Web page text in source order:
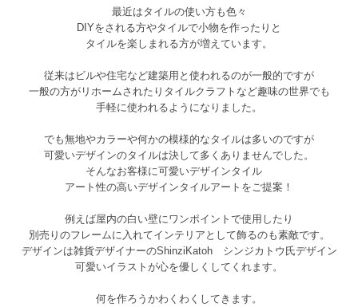
最近はタイルの使い方も色々
DIYをされる方やタイルで小物を作ったりと
タイルを楽しまれる方が増えています。
従来はビルや住宅など建築用と使われるのが一般的ですが
一般の方がリホームされたりタイルクラフトなど趣味の世界でも
手軽に使われるようになりました。
でも無地やカラーや何かの模様的なタイルは多いのですが
可愛いデザインのタイルは決して多くありませんでした。
そんなお客様に可愛いデザインタイル
アート性の高いデザインタイルアートをご提案！
例えば屋内の白い壁にワンポイントで使用したり
別売りのフレームに入れてインテリアとして飾るのも素敵です。
デザインは雑貨デザイナーのShinziKatoh シンジカトウ氏デザイン
可愛いイラストが心を優しくしてくれます。
何を作ろうかわくわくしてきます。